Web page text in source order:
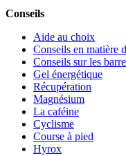
Conseils
Aide au choix
Conseils en matière
Conseils sur les
Gel énergétique
Récupération
Magnésium
La caféine
Cyclisme
Course à pied
Hyrox